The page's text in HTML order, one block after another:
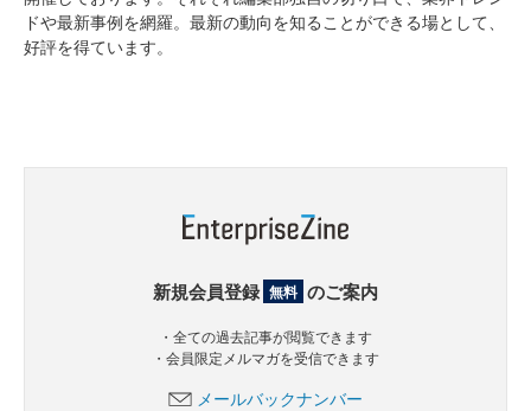
ドや最新事例を網羅。最新の動向を知ることができる場として、
好評を得ています。
新規会員登録 無料 のご案内
・全ての過去記事が閲覧できます
・会員限定メルマガを受信できます
メールバックナンバー